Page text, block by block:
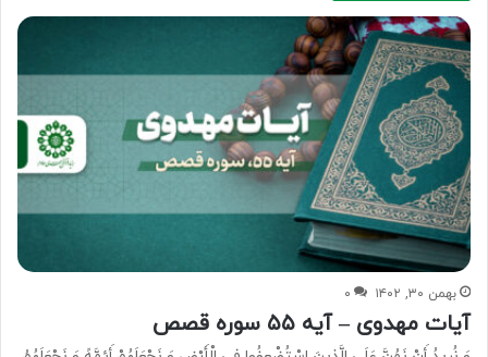
بهمن ۳۰, ۱۴۰۲ ۰
آیات مهدوی – آیه ۵۵ سوره قصص